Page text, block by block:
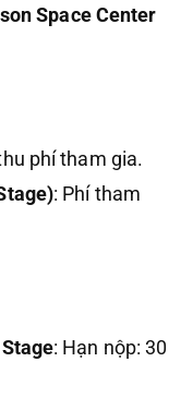
Space Center
phí tham gia.
: Phí tham
: Hạn nộp: 30